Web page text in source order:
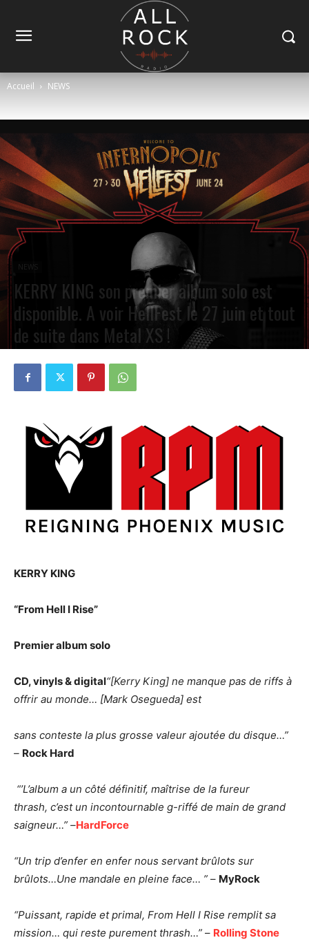
Accueil NEWS
NEWS
KERRY KING son premier album solo est
disponible. A voir HellFest le 27 juin et tout
de suite dans Metal XS !
KERRY KING
“From Hell I Rise”
Premier album solo
CD, vinyls & digital“[Kerry King] ne manque pas de riffs à
offrir au monde… [Mark Osegueda] est
sans conteste la plus grosse valeur ajoutée du disque…”
– Rock Hard
“’L’album a un côté définitif, maîtrise de la fureur
thrash, c’est un incontournable g-riffé de main de grand
saigneur…” –HardForce
“Un trip d’enfer en enfer nous servant brûlots sur
brûlots…Une mandale en pleine face… ” – MyRock
“Puissant, rapide et primal, From Hell I Rise remplit sa
mission… qui reste purement thrash…” – Rolling Stone